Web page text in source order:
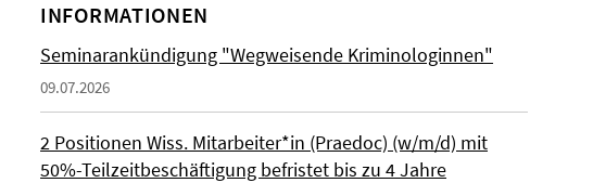
INFORMATIONEN
Seminarankündigung "Wegweisende Kriminologinnen"
09.07.2026
2 Positionen Wiss. Mitarbeiter*in (Praedoc) (w/m/d) mit
50%-Teilzeitbeschäftigung befristet bis zu 4 Jahre